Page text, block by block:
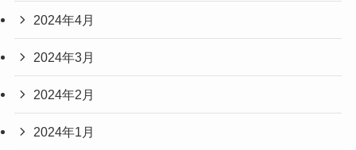
2024年4月
2024年3月
2024年2月
2024年1月